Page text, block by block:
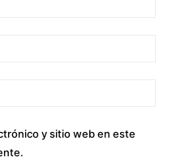
y sitio web en este